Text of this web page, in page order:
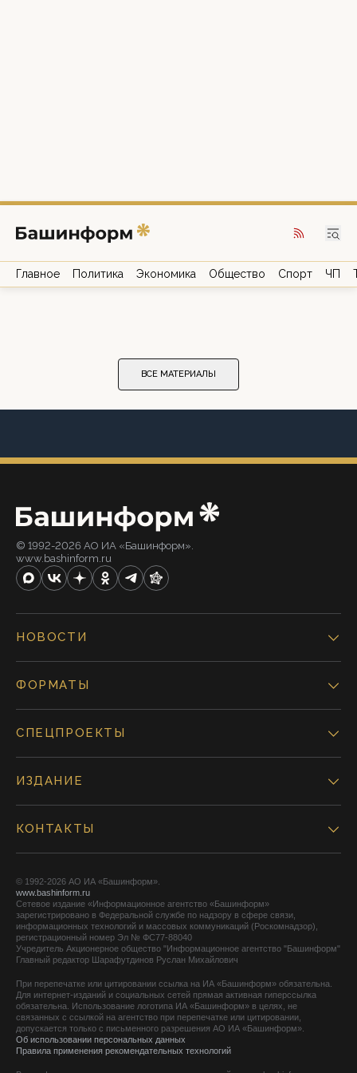
Главное Политика Экономика Общество Спорт ЧП
ВСЕ МАТЕРИАЛЫ
© 1992-2026 АО ИА «Башинформ».
www.bashinform.ru
НОВОСТИ
ФОРМАТЫ
СПЕЦПРОЕКТЫ
ИЗДАНИЕ
КОНТАКТЫ
© 1992-2026 АО ИА «Башинформ».
www.bashinform.ru
Сетевое издание «Информационное агентство «Башинформ»
зарегистрировано в Федеральной службе по надзору в сфере связи,
информационных технологий и массовых коммуникаций (Роскомнадзор),
регистрационный номер Эл № ФС77-88040
Учредитель Акционерное общество "Информационное агентство "Башинформ"
Главный редактор Шарафутдинов Руслан Михайлович
При перепечатке или цитировании ссылка на ИА «Башинформ» обязательна.
Для интернет-изданий и социальных сетей прямая активная гиперссылка
обязательна. Использование логотипа ИА «Башинформ» в целях, не
связанных с ссылкой на агентство при перепечатке или цитировании,
допускается только с письменного разрешения АО ИА «Башинформ».
Об использовании персональных данных
Правила применения рекомендательных технологий